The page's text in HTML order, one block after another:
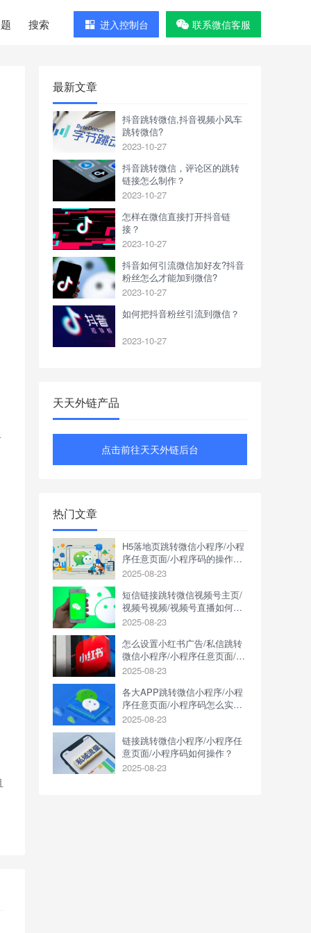
搜索 进入控制台 联系微信客服
最新文章
抖音跳转微信,抖音视频小风车
跳转微信?
2023-10-27
抖音跳转微信，评论区的跳转
链接怎么制作？
2023-10-27
怎样在微信直接打开抖音链
接？
2023-10-27
抖音如何引流微信加好友?抖音
粉丝怎么才能加到微信?
2023-10-27
如何把抖音粉丝引流到微信？
2023-10-27
天天外链产品
点击前往天天外链后台
热门文章
H5落地页跳转微信小程序/小程
序任意页面/小程序码的操作方
式是什么？
2025-08-23
短信链接跳转微信视频号主页/
视频号视频/视频号直播如何操
作？
2025-08-23
怎么设置小红书广告/私信跳转
微信小程序/小程序任意页面/小
程序码？
2025-08-23
各大APP跳转微信小程序/小程
序任意页面/小程序码怎么实
现？
2025-08-23
链接跳转微信小程序/小程序任
意页面/小程序码如何操作？
2025-08-23